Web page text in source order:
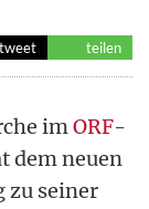
tweet teilen
imORF-
dem neuen
zu seiner